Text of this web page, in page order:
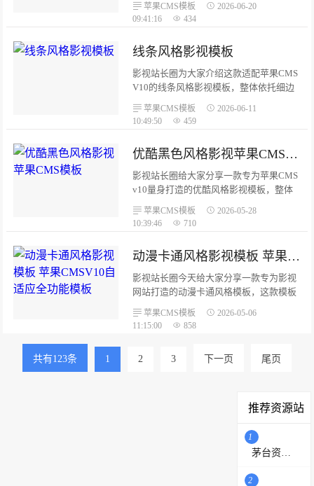
霓虹配色搭配纯黑底色科技感十足，不管
底，搭配霓虹蓝#00d4ff、活力橙#ff6b35
两种亮色作为点缀，赛博朋克风格辨识度
很高。模板完整适配电影、剧集、综艺、
明，视觉冲击力强。...
苹果CMS模板
2026-06-20
09:41:16
434
线条风格影视模板
影视站长圈为大家介绍这款适配苹果CMS
V10的线条风格影视模板，整体依托细边
利落，适配影视资源站、影视资讯站等多
没有多余花哨装饰，整体观感清爽整洁。
无论是搭建影视资源站点，还是影视资讯
类网站，都能完美适配。...
苹果CMS模板
2026-06-11
10:49:50
459
优酷黑色风格影视苹果CMS模板
影视站长圈给大家分享一款专为苹果CMS
v10量身打造的优酷风格影视模板，整体
专业，并且采用全响应式布局，完美适配
网UI风格，以#00A0E9作为主题色，搭配
深色导航栏与白色内容卡片，视觉层次清
晰，整体现代感十足。代码全部使用
准，仅依靠原生CSS和JS实现效果，不依
赖任何第三方UI框架，加载速度更快、运
苹果CMS模板
2026-05-28
10:39:46
710
动漫卡通风格影视模板 苹果CMSV10自适应全功能模板
影视站长圈今天给大家分享一款专为影视
网站打造的动漫卡通风格模板，这款模板
应响应式布局，代码符合HTML5语义化标
速安装使用。...
苹果CMS模板
2026-05-06
11:15:00
858
共有123条 1 2 3 下一页 尾页
推荐资源站
1
2